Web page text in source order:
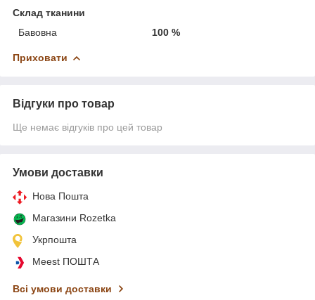
Склад тканини
Бавовна
100 %
Приховати
Відгуки про товар
Ще немає відгуків про цей товар
Умови доставки
Нова Пошта
Магазини Rozetka
Укрпошта
Meest ПОШТА
Всі умови доставки